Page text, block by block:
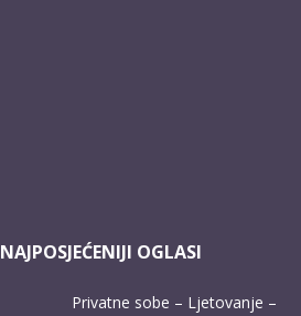
NAJPOSJEĆENIJI OGLASI
Privatne sobe – Ljetovanje –